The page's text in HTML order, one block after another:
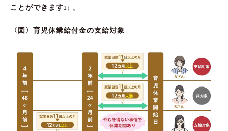
ことができます1） 。
〈図〉育児休業給付金の支給対象